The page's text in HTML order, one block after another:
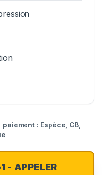
: Espèce, CB,
- APPELER